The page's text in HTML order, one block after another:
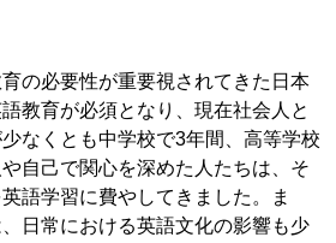
の必要性が重要視されてきた日本
教育が必須となり、現在社会人と
なくとも中学校で3年間、高等学校
自己で関心を深めた人たちは、そ
語学習に費やしてきました。ま
日常における英語文化の影響も少